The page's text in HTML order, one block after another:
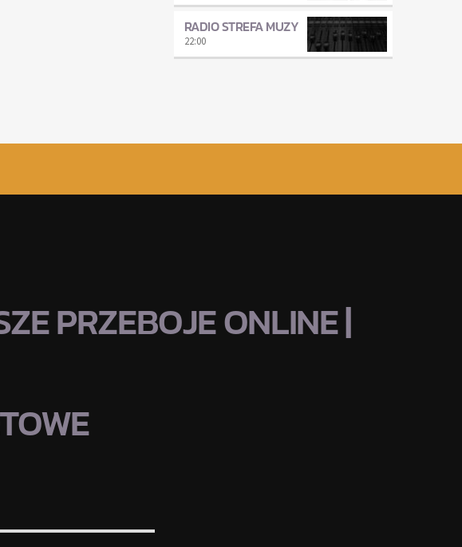
RADIO STREFA MUZY
22:00
PRZEBOJE ONLINE |